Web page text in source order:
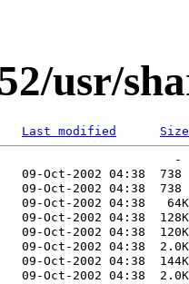
usr/
Last modified Size